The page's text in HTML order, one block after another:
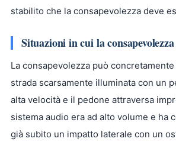
stabilito che la consapevolezza deve
Situazioni in cui la
La consapevolezza può
strada scarsamente illuminata con un
alta velocità e il pedone attraversa
sistema audio era ad alto volume e
già subito un impatto laterale con un